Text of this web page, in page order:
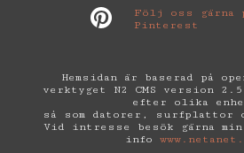
Följ oss gärna
Pinterest
Hemsidan är baserad på
verktyget N2 CMS version
efter olika
så som datorer, surfplattor
Vid intresse besök gärna min
info